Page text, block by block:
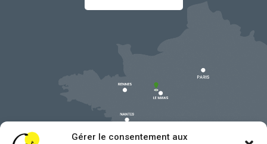
Gérer le consentement aux